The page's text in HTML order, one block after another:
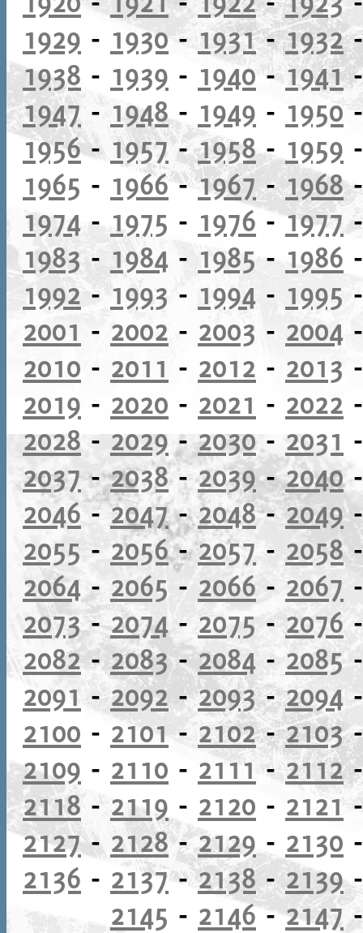
1929 - 1930- 1931-1932
1938 - 1939 - 1940-1941
1947 - 1948- 1949 - 1950
1956- 1957-1958- 1959
1965 - 1966-1967-1968
1974 - 1975 - 1976 -1977
1983- 1984 - 1985 - 1986
1992-1993 - 1994 - 1995
2001 - 2002 - 2003 - 2004
2010 - 2011 - 2012 - 2013
2019 - 2020 - 2021 - 2022
2028 - 2029 -2030- 2031
2037-2038-2039-2040
2046-2047-2048-2049
2055 - 2056-2057 - 2058
2064 - 2065 - 2066 - 2067
2073-2074- 2075- 2076
2082-2083-2084-2085
2091 -2092 -2093-2094
2100 - 2101-2102-2103
2109 - 2110 - 2111-2112
2118- 2119 - 2120 - 2121
2127- 2128-2129 - 2130
2136 - 2137-2138- 2139
2145 - 2146-2147